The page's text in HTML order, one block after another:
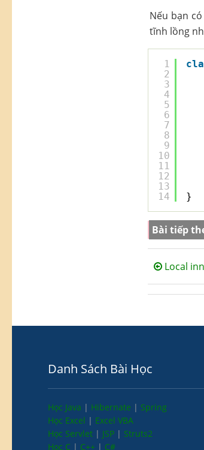
Nếu bạn
tĩnh lồng
1
2
3
4
5
6
7
8
9
10
11
12
13
14
}
Bài tiếp
Local
Danh Sách Bài Học
Học Java | Hibernate | Spring
Học Excel | Excel VBA
Học Servlet | JSP | Struts2
Học C | C++ | C#